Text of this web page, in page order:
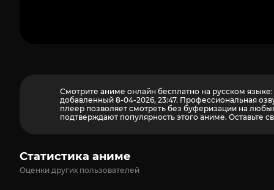
Смотрите аниме онлайн бесплатно на русском
добавленный 8-04-2026, 23:47. Профессиональная
плеер позволяет смотреть без буферизации на
подтверждают популярность этого аниме. Оставьте
Статистика аниме
Оценки других пользователей